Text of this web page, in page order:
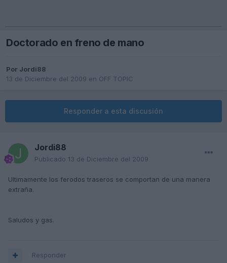
Doctorado en freno de mano
Por Jordi88
13 de Diciembre del 2009 en OFF TOPIC
Responder a esta discusión
Jordi88
Publicado 13 de Diciembre del 2009
Ultimamente los ferodos traseros se comportan de una manera
extraña.
Saludos y gas.
Responder